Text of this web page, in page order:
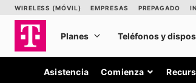
Asistencia Comienza